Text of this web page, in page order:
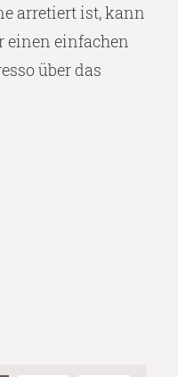
arretiert ist, kann
einen einfachen
über das